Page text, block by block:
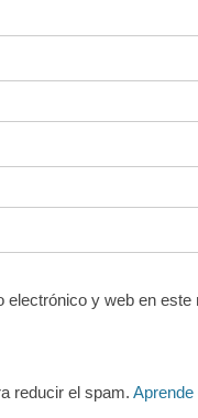
electrónico y web en
reducir el spam.